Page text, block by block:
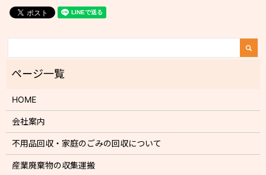
HOME
会社案内
不用品回収・家庭のごみの回収について
産業廃棄物の収集運搬